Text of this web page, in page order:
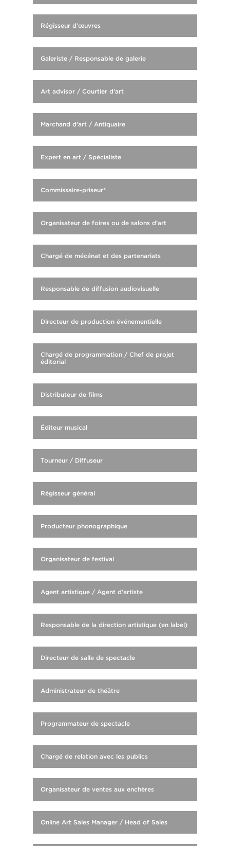
Régisseur d’œuvres
Galeriste / Responsable de galerie
Art advisor / Courtier d’art
Marchand d’art / Antiquaire
Expert en art / Spécialiste
Commissaire-priseur*
Organisateur de foires ou de salons d’art
Chargé de mécénat et des partenariats
Responsable de diffusion audiovisuelle
Directeur de production événementielle
Chargé de programmation / Chef de projet
éditorial
Distributeur de films
Éditeur musical
Tourneur / Diffuseur
Régisseur général
Producteur phonographique
Organisateur de festival
Agent artistique / Agent d’artiste
Responsable de la direction artistique (en label)
Directeur de salle de spectacle
Administrateur de théâtre
Programmateur de spectacle
Chargé de relation avec les publics
Organisateur de ventes aux enchères
Online Art Sales Manager / Head of Sales